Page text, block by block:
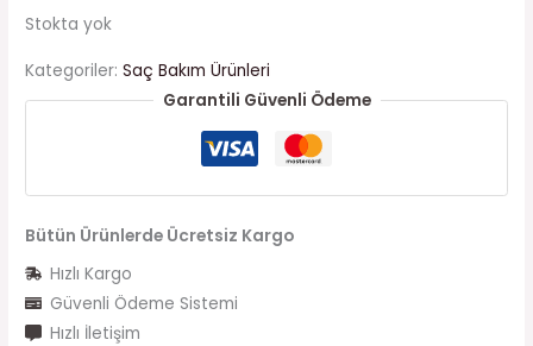
Stokta yok
Kategoriler:Saç Bakım Ürünleri
Garantili Güvenli Ödeme
Bütün Ürünlerde Ücretsiz Kargo
Hızlı Kargo
Güvenli Ödeme Sistemi
Hızlı İletişim